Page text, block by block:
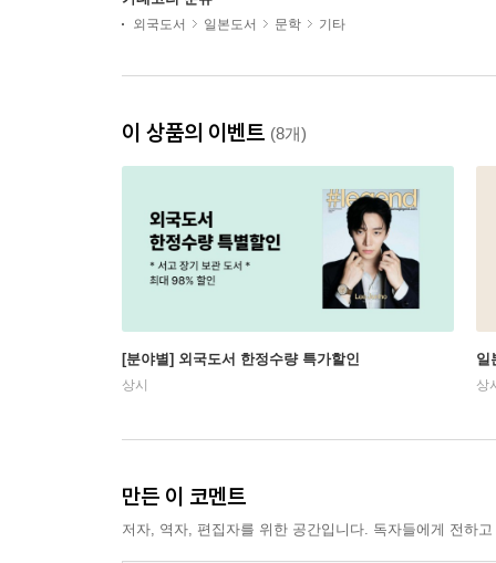
외국도서 일본도서 문학 기타
이 상품의 이벤트 (8개)
[분야별] 외국도서 한정수량 특가할인
상시
일
상
만든 이 코멘트
저자, 역자, 편집자를 위한 공간입니다. 독자들에게 전하